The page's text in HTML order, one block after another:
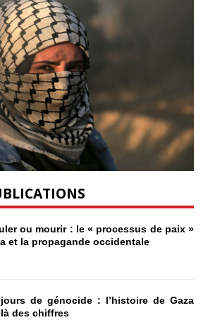
ou mourir : le « processus de paix »
et la propagande occidentale
de génocide : l’histoire de Gaza
des chiffres